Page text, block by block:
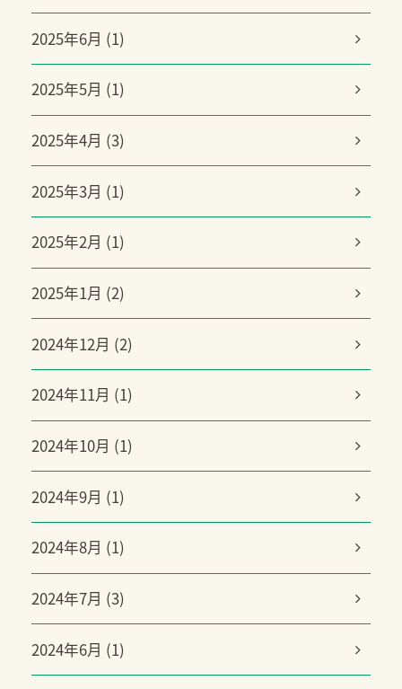
2025年6月 (1)
2025年5月 (1)
2025年4月 (3)
2025年3月 (1)
2025年2月 (1)
2025年1月 (2)
2024年12月 (2)
2024年11月 (1)
2024年10月 (1)
2024年9月 (1)
2024年8月 (1)
2024年7月 (3)
2024年6月 (1)